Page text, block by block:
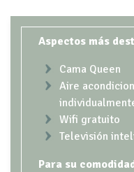
CONTENT
Aspectos más
Cama Queen
Aire
Wifi gratuito
Televisión
Para su